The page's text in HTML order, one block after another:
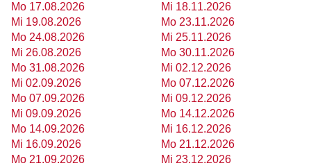
Mo 17.08.2026
Mi 19.08.2026
Mo 24.08.2026
Mi 26.08.2026
Mo 31.08.2026
Mi 02.09.2026
Mo 07.09.2026
Mi 09.09.2026
Mo 14.09.2026
Mi 16.09.2026
Mo 21.09.2026
Mi 18.11.2026
Mo 23.11.2026
Mi 25.11.2026
Mo 30.11.2026
Mi 02.12.2026
Mo 07.12.2026
Mi 09.12.2026
Mo 14.12.2026
Mi 16.12.2026
Mo 21.12.2026
Mi 23.12.2026